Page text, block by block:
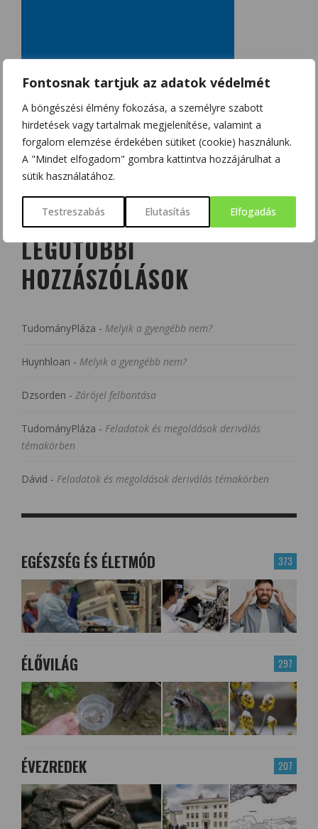
Fontosnak tartjuk az adatok védelmét
A böngészési élmény fokozása, a személyre szabott
hirdetések vagy tartalmak megjelenítése, valamint a
forgalom elemzése érdekében sütiket (cookie) használunk.
A "Mindet elfogadom" gombra kattintva hozzájárulhat a
sütik használatához.
Testreszabás Elutasítás Elfogadás
LEGUTÓBBI
HOZZÁSZÓLÁSOK
TudományPláza - Melyik a gyengébb nem?
Huynhloan - Melyik a gyengébb nem?
Dzsorden - Zárójel felbontása
TudományPláza - Feladatok és megoldások deriválás
témakörben
Dávid - Feladatok és megoldások deriválás témakörben
373
EGÉSZSÉG ÉS ÉLETMÓD
297
ÉLŐVILÁG
207
ÉVEZREDEK